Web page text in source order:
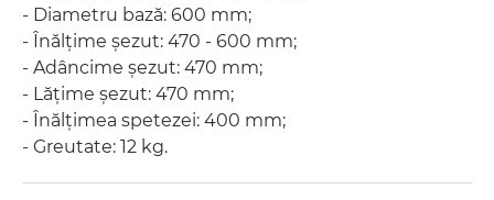
- Diametru bază: 600 mm;
- Înălțime șezut: 470 - 600 mm;
- Adâncime șezut: 470 mm;
- Lățime șezut: 470 mm;
- Înălțimea spetezei: 400 mm;
- Greutate: 12 kg.